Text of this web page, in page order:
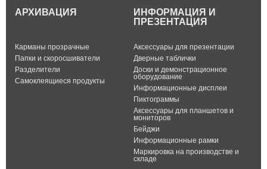
АРХИВАЦИЯ
Карманы прозрачные
Папки и скоросшиватели
Разделители
Самоклеящиеся продукты
ИНФОРМАЦИЯ И
ПРЕЗЕНТАЦИЯ
Аксессуары для презентации
Дверные таблички
Доски и демонстрационное
оборудование
Информационные дисплеи
Пиктограммы
Аксессуары для планшетов и
мониторов
Бейджи
Информационные рамки
Маркировка на производстве и
складе